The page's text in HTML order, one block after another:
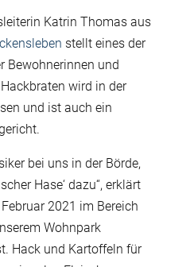
Katrin Thomas aus
stellt eines der
Bewohnerinnen und
wird in der
und ist auch ein
bei uns in der Börde,
Hase‘ dazu“, erklärt
2021 im Bereich
Wohnpark
Hack und Kartoffeln für